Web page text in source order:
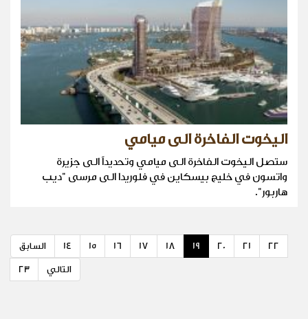
اليخوت الفاخرة الى ميامي
ستصل اليخوت الفاخرة الى ميامي وتحديداً الى جزيرة
واتسون في خليج بيسكاين في فلوريدا الى مرسى "ديب
هاربور".
السابق 14 15 16 17 18 19 20 21 22
23 التالي